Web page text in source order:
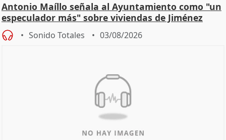
Antonio Maíllo señala al Ayuntamiento como "un
especulador más" sobre viviendas de Jiménez
Becerril
Sonido Totales 03/08/2026